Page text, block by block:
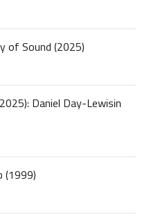
of Sound (2025)
Daniel Day-Lewisin
(1999)